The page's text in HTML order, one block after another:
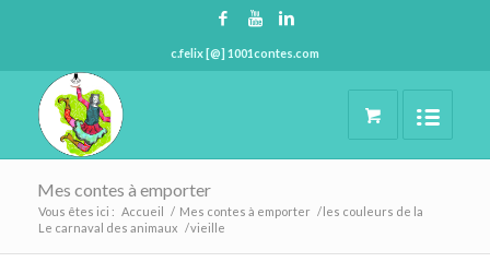
c.felix [@] 1001contes.com
Mes contes à emporter
Vous êtes ici : Accueil / Mes contes à emporter /
Le carnaval des animaux /
les couleurs de la
vieille